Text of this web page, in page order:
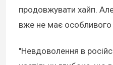
продовжувати хайп.
вже не має особливого
"Невдоволення в